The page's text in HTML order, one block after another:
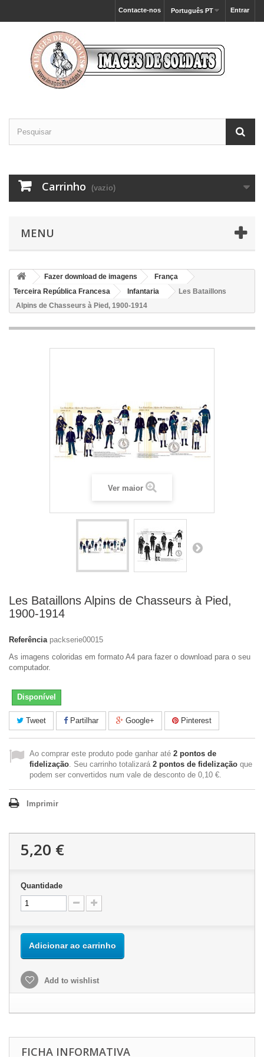
Entrar
Português PT
Contacte-nos
Carrinho (vazio)
MENU
Fazer download de imagens
França
Terceira República Francesa
Infantaria
Les Bataillons
Alpins de Chasseurs à Pied, 1900-1914
Ver maior
Les Bataillons Alpins de Chasseurs à Pied,
1900-1914
Referência packserie00015
As imagens coloridas em formato A4 para fazer o download para o seu
computador.
Disponível
Tweet Partilhar Google+ Pinterest
Ao comprar este produto pode ganhar até 2 pontos de
fidelização. Seu carrinho totalizará 2 pontos de fidelização que
podem ser convertidos num vale de desconto de 0,10 €.
Imprimir
5,20 €
Quantidade
Adicionar ao carrinho
Add to wishlist
FICHA INFORMATIVA